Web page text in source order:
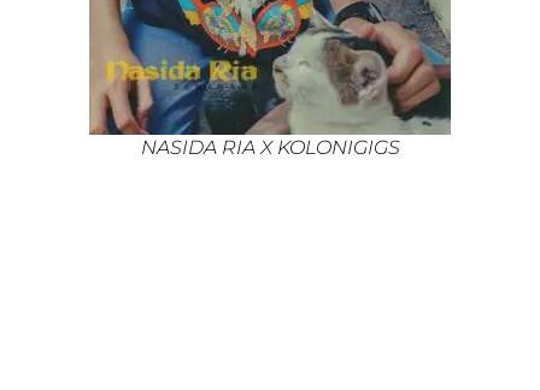
NASIDA RIA X KOLONIGIGS